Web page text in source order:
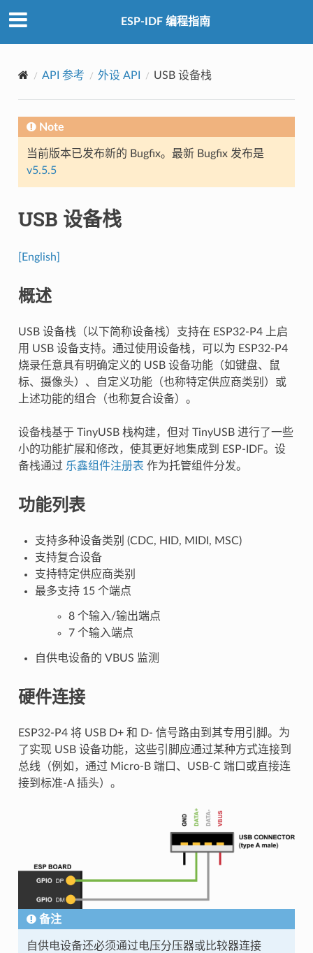
ESP-IDF 编程指南
API 参考 外设 API USB 设备栈
Note
当前版本已发布新的 Bugfix。最新 Bugfix 发布是
v5.5.5
USB 设备栈
[English]
概述
USB 设备栈（以下简称设备栈）支持在 ESP32-P4 上启
用 USB 设备支持。通过使用设备栈，可以为 ESP32-P4
烧录任意具有明确定义的 USB 设备功能（如键盘、鼠
标、摄像头）、自定义功能（也称特定供应商类别）或
上述功能的组合（也称复合设备）。
设备栈基于 TinyUSB 栈构建，但对 TinyUSB 进行了一些
小的功能扩展和修改，使其更好地集成到 ESP-IDF。设
备栈通过 乐鑫组件注册表 作为托管组件分发。
功能列表
支持多种设备类别 (CDC, HID, MIDI, MSC)
支持复合设备
支持特定供应商类别
最多支持 15 个端点
8 个输入/输出端点
7 个输入端点
自供电设备的 VBUS 监测
硬件连接
ESP32-P4 将 USB D+ 和 D- 信号路由到其专用引脚。为
了实现 USB 设备功能，这些引脚应通过某种方式连接到
总线（例如，通过 Micro-B 端口、USB-C 端口或直接连
接到标准-A 插头）。
备注
自供电设备还必须通过电压分压器或比较器连接